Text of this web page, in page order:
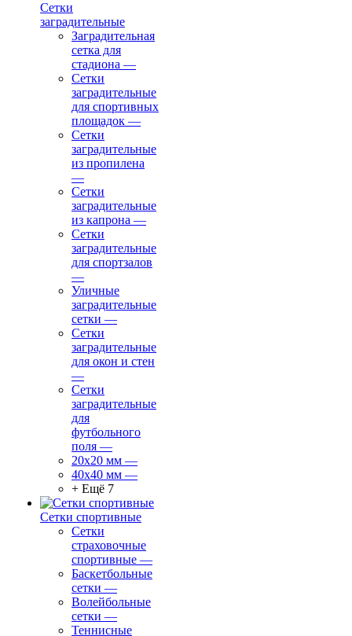
Сетки
заградительные
Заградительная
сетка для
стадиона —
Сетки
заградительные
для спортивных
площадок —
Сетки
заградительные
из пропилена
—
Сетки
заградительные
из капрона —
Сетки
заградительные
для спортзалов
—
Уличные
заградительные
сетки —
Сетки
заградительные
для окон и стен
—
Сетки
заградительные
для
футбольного
поля —
20х20 мм —
40х40 мм —
+ Ещё 7
Сетки спортивные
Сетки
страховочные
спортивные —
Баскетбольные
сетки —
Волейбольные
сетки —
Теннисные